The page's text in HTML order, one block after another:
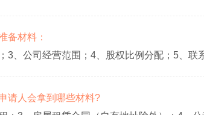
备材料：
3、公司经营范围；4、股权比例分配；5、联
请人会拿到哪些材料?